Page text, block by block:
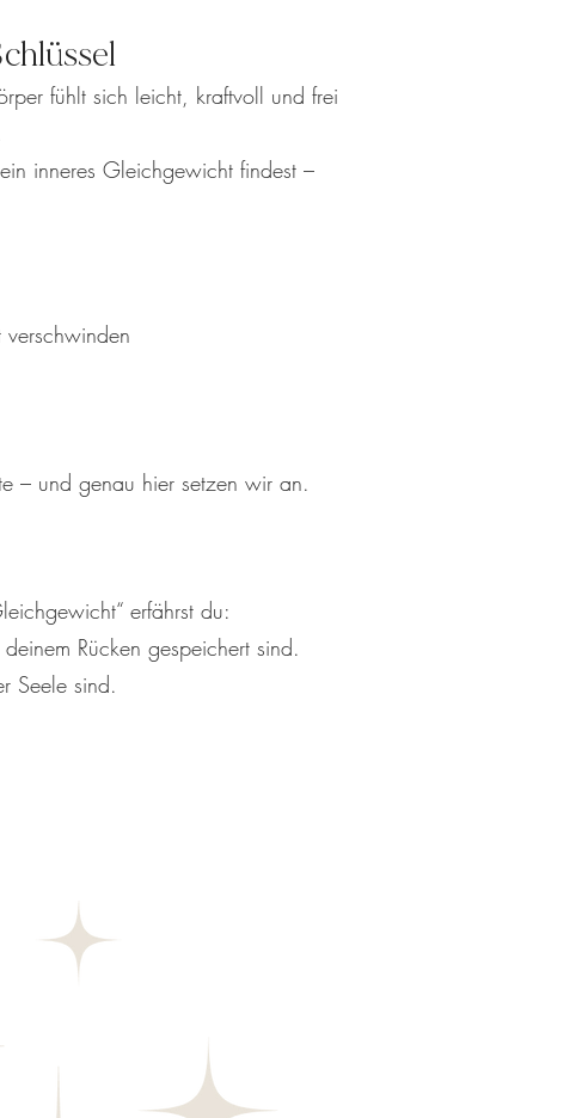
fühlt sich leicht, kraftvoll und frei
inneres Gleichgewicht findest –
– und genau hier setzen wir an.
erfährst du:
Rücken gespeichert sind.
Seele sind.